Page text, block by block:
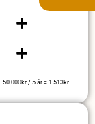
50 000kr / 5 år = 1 513kr